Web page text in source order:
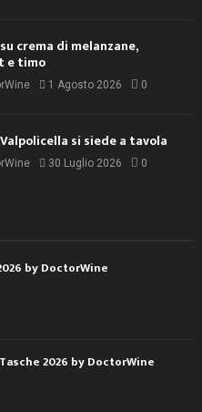
crema di melanzane,
e timo
1 Agosto 2026 0
si siede a tavola
30 Luglio 2026 0
by DoctorWine
2026 by DoctorWine